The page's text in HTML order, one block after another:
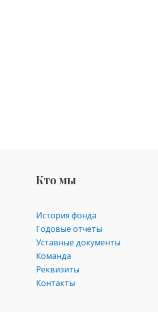
Кто мы
История фонда
Годовые отчеты
Уставные документы
Команда
Реквизиты
Контакты